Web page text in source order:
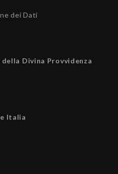
dei Dati
Divina Provvidenza
Italia